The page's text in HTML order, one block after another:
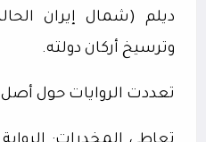
ديلم (شمال إيران
وترسيخ أركان دولته.
تعددت الروايات حول